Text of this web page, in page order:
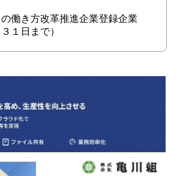
働き方改革推進企業登録企業
１日まで）